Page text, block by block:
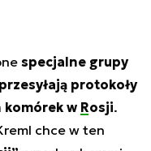
specjalne grupy
przesyłają protokoły
w Rosji.
chce w ten